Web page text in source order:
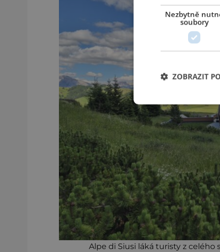
Alpe di Siusi láká turisty z
Nezbytně
soubory
ZOBRAZIT